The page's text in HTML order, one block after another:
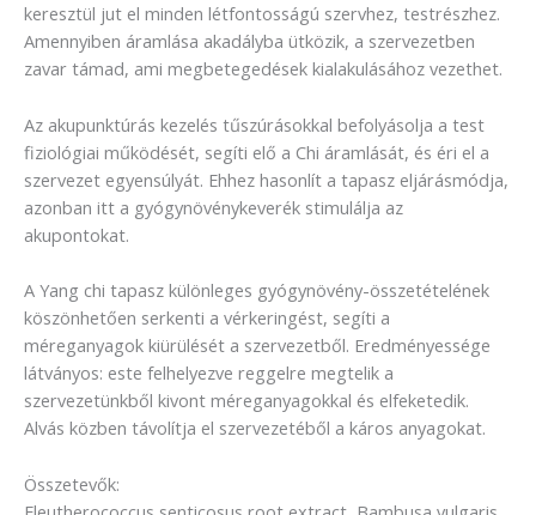
keresztül jut el minden létfontosságú szervhez, testrészhez.
Amennyiben áramlása akadályba ütközik, a szervezetben
zavar támad, ami megbetegedések kialakulásához vezethet.
Az akupunktúrás kezelés tűszúrásokkal befolyásolja a test
fiziológiai működését, segíti elő a Chi áramlását, és éri el a
szervezet egyensúlyát. Ehhez hasonlít a tapasz eljárásmódja,
azonban itt a gyógynövénykeverék stimulálja az
akupontokat.
A Yang chi tapasz különleges gyógynövény-összetételének
köszönhetően serkenti a vérkeringést, segíti a
méreganyagok kiürülését a szervezetből. Eredményessége
látványos: este felhelyezve reggelre megtelik a
szervezetünkből kivont méreganyagokkal és elfeketedik.
Alvás közben távolítja el szervezetéből a káros anyagokat.
Összetevők: